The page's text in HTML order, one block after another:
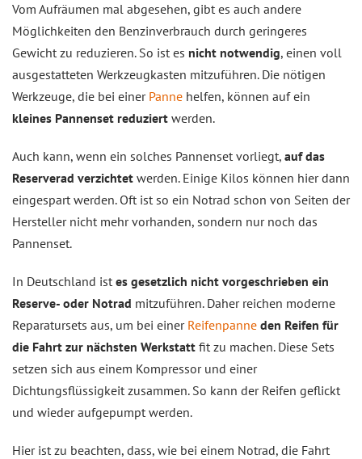
Vom Aufräumen mal abgesehen, gibt es auch andere
Möglichkeiten den Benzinverbrauch durch geringeres
Gewicht zu reduzieren. So ist es nicht notwendig, einen voll
ausgestatteten Werkzeugkasten mitzuführen. Die nötigen
Werkzeuge, die bei einer Panne helfen, können auf ein
kleines Pannenset reduziert werden.
Auch kann, wenn ein solches Pannenset vorliegt, auf das
Reserverad verzichtet werden. Einige Kilos können hier dann
eingespart werden. Oft ist so ein Notrad schon von Seiten der
Hersteller nicht mehr vorhanden, sondern nur noch das
Pannenset.
In Deutschland ist es gesetzlich nicht vorgeschrieben ein
Reserve- oder Notrad mitzuführen. Daher reichen moderne
Reparatursets aus, um bei einer Reifenpanne den Reifen für
die Fahrt zur nächsten Werkstatt fit zu machen. Diese Sets
setzen sich aus einem Kompressor und einer
Dichtungsflüssigkeit zusammen. So kann der Reifen geflickt
und wieder aufgepumpt werden.
Hier ist zu beachten, dass, wie bei einem Notrad, die Fahrt